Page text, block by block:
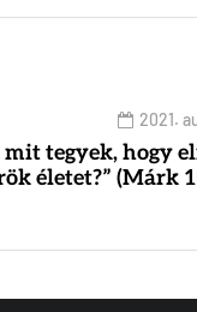
2021.
mit tegyek, hogy
életet?” (Márk